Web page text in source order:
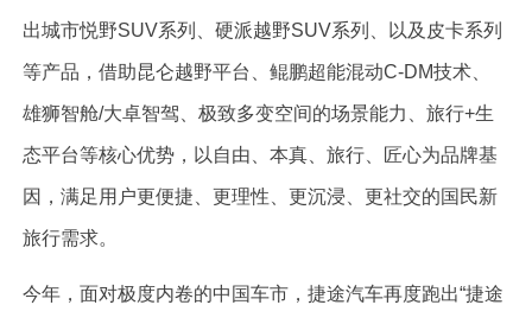
出城市悦野SUV系列、硬派越野SUV系列、以及皮卡系列
等产品，借助昆仑越野平台、鲲鹏超能混动C-DM技术、
雄狮智舱/大卓智驾、极致多变空间的场景能力、旅行+生
态平台等核心优势，以自由、本真、旅行、匠心为品牌基
因，满足用户更便捷、更理性、更沉浸、更社交的国民新
旅行需求。
今年，面对极度内卷的中国车市，捷途汽车再度跑出“捷途